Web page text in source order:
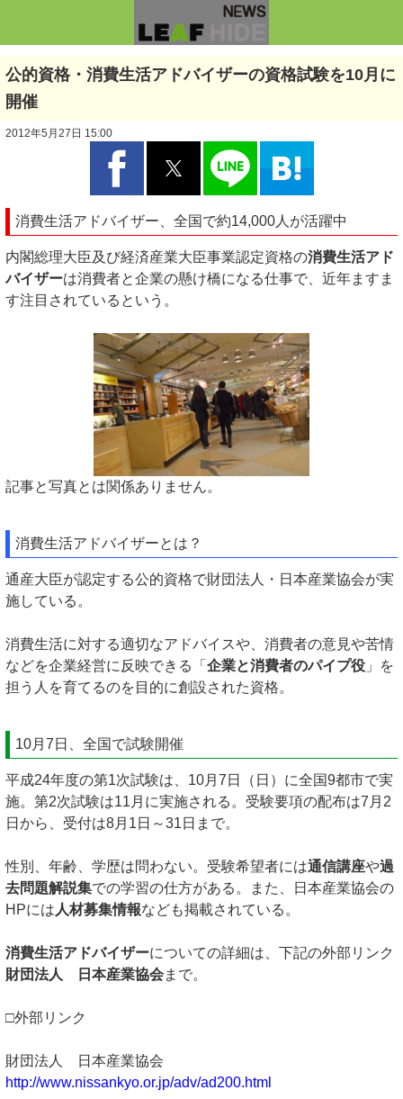
公的資格・消費生活アドバイザーの資格試験を10月に
開催
2012年5月27日 15:00
消費生活アドバイザー、全国で約14,000人が活躍中
内閣総理大臣及び経済産業大臣事業認定資格の消費生活アド
バイザーは消費者と企業の懸け橋になる仕事で、近年ますま
す注目されているという。
記事と写真とは関係ありません。
消費生活アドバイザーとは？
通産大臣が認定する公的資格で財団法人・日本産業協会が実
施している。
消費生活に対する適切なアドバイスや、消費者の意見や苦情
などを企業経営に反映できる「 企業と消費者のパイプ役 」を
担う人を育てるのを目的に創設された資格。
10月7日、全国で試験開催
平成24年度の第1次試験は、10月7日（日）に全国9都市で実
施。第2次試験は11月に実施される。受験要項の配布は7月2
日から、受付は8月1日～31日まで。
性別、年齢、学歴は問わない。受験希望者には通信講座や過
去問題解説集での学習の仕方がある。また、日本産業協会の
HPには 人材募集情報なども掲載されている。
消費生活アドバイザーについての詳細は、下記の外部リンク
財団法人 日本産業協会まで。
□外部リンク
財団法人 日本産業協会
http://www.nissankyo.or.jp/adv/ad200.html